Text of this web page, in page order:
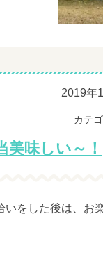
2019年
カテ
美味しい～！
いをした後は、お